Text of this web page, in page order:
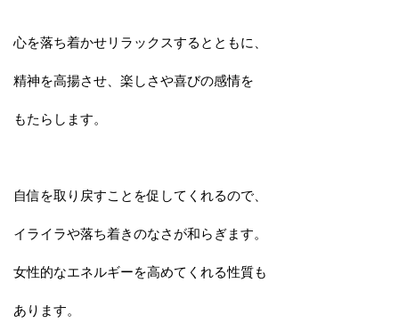
心を落ち着かせリラックスするとともに、
精神を高揚させ、楽しさや喜びの感情を
もたらします。
自信を取り戻すことを促してくれるので、
イライラや落ち着きのなさが和らぎます。
女性的なエネルギーを高めてくれる性質も
あります。